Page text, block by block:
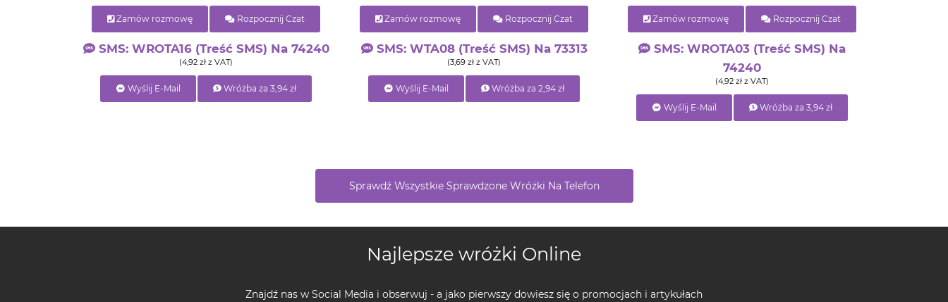
Zamów rozmowę Rozpocznij Czat
SMS: WROTA16 (treść SMS) Na 74240
(4,92 zł z VAT)
Wyślij E-Mail Wróżba za 3,94 zł
Zamów rozmowę Rozpocznij Czat
SMS: WTA08 (treść SMS) Na 73313
(3,69 zł z VAT)
Wyślij E-Mail Wróżba za 2,94 zł
Zamów rozmowę Rozpocznij Czat
SMS: WROTA03 (treść SMS) Na
74240
(4,92 zł z VAT)
Wyślij E-Mail Wróżba za 3,94 zł
Sprawdź Wszystkie Sprawdzone Wróżki Na Telefon
Najlepsze wróżki Online
Znajdź nas w Social Media i obserwuj - a jako pierwszy dowiesz się o promocjach i artykułach